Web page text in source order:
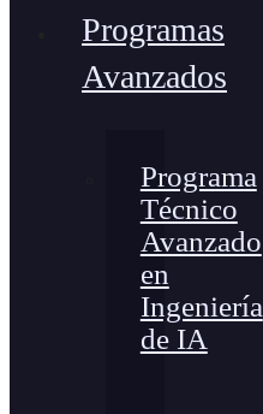
Programas
Avanzados
Programa
Técnico
Avanzado
en
Ingeniería
de IA